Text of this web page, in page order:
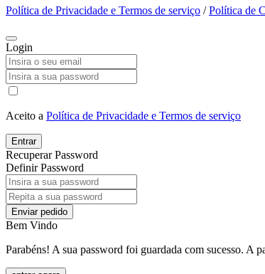
Política de Privacidade e Termos de serviço /Política de
Login
Aceito a Política de Privacidade e Termos de serviço
Entrar
Recuperar Password
Definir Password
Enviar pedido
Bem Vindo
Parabéns! A sua password foi guardada com sucesso. A